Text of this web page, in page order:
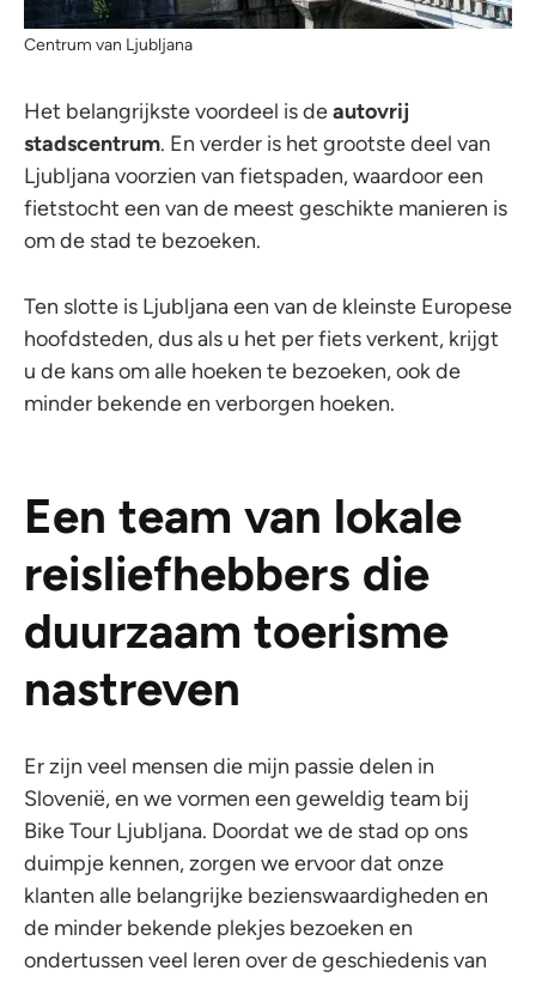
Centrum van Ljubljana
Het belangrijkste voordeel is deautovrij
stadscentrum. En verder is het grootste deel van
Ljubljana voorzien van fietspaden, waardoor een
fietstocht een van de meest geschikte manieren is
om de stad te bezoeken.
Ten slotte is Ljubljana een van de kleinste Europese
hoofdsteden, dus als u het per fiets verkent, krijgt
u de kans om alle hoeken te bezoeken, ook de
minder bekende en verborgen hoeken.
Een team van lokale
reisliefhebbers die
duurzaam toerisme
nastreven
Er zijn veel mensen die mijn passie delen in
Slovenië, en we vormen een geweldig team bij
Bike Tour Ljubljana. Doordat we de stad op ons
duimpje kennen, zorgen we ervoor dat onze
klanten alle belangrijke bezienswaardigheden en
de minder bekende plekjes bezoeken en
ondertussen veel leren over de geschiedenis van